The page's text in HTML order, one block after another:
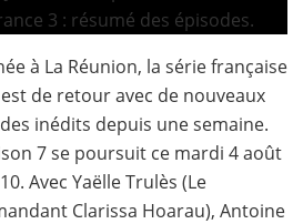
à La Réunion, la série française
est de retour avec de nouveaux
inédits depuis une semaine.
7 se poursuit ce mardi 4 août
Avec Yaëlle Trulès (Le
Clarissa Hoarau), Antoine